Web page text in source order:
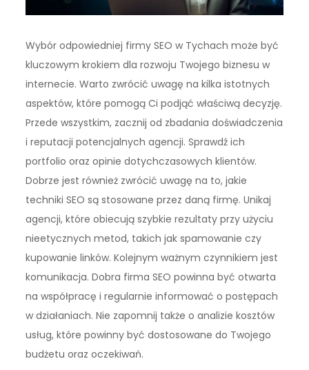
Wybór odpowiedniej firmy SEO w Tychach może być
kluczowym krokiem dla rozwoju Twojego biznesu w
internecie. Warto zwrócić uwagę na kilka istotnych
aspektów, które pomogą Ci podjąć właściwą decyzję.
Przede wszystkim, zacznij od zbadania doświadczenia
i reputacji potencjalnych agencji. Sprawdź ich
portfolio oraz opinie dotychczasowych klientów.
Dobrze jest również zwrócić uwagę na to, jakie
techniki SEO są stosowane przez daną firmę. Unikaj
agencji, które obiecują szybkie rezultaty przy użyciu
nieetycznych metod, takich jak spamowanie czy
kupowanie linków. Kolejnym ważnym czynnikiem jest
komunikacja. Dobra firma SEO powinna być otwarta
na współpracę i regularnie informować o postępach
w działaniach. Nie zapomnij także o analizie kosztów
usług, które powinny być dostosowane do Twojego
budżetu oraz oczekiwań.